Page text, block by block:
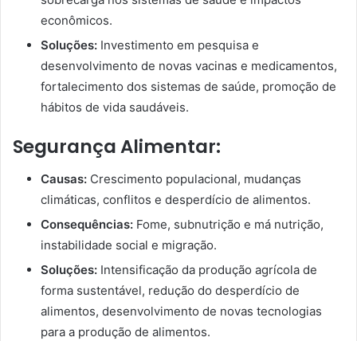
econômicos.
Soluções: Investimento em pesquisa e
desenvolvimento de novas vacinas e medicamentos,
fortalecimento dos sistemas de saúde, promoção de
hábitos de vida saudáveis.
Segurança Alimentar:
Causas: Crescimento populacional, mudanças
climáticas, conflitos e desperdício de alimentos.
Consequências: Fome, subnutrição e má nutrição,
instabilidade social e migração.
Soluções: Intensificação da produção agrícola de
forma sustentável, redução do desperdício de
alimentos, desenvolvimento de novas tecnologias
para a produção de alimentos.